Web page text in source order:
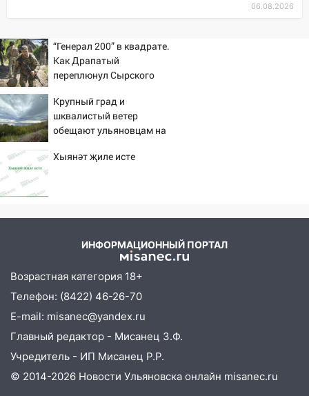
Ночью беспилотники сбили над
областью
09:41
Диана Шурыгина уверовала в
Бога в СИЗО
09:35
В Ульяновске директора фирмы
будут судить за неуплату налогов на 48
млн рублей
08:22
Подросток на питбайке сбил
велосипедистку: пострадали двое
знойный и сухой четверг
Под Ульяновском при развороте
пострадал 38-летний водитель
иномарки
05:00 «Каждая пятая женщина и каждый
второй мужчина в мире сталкиваются с
алопецией»: врач рассказал, чем может
быть вызвано облысение и как с этим
справиться
06.08.2026
“Генерал 200” в квадрате.
Как Драпатый
переплюнул Сырского
Крупный град и
шквалистый ветер
обещают ульяновцам на
Хыянәт җиле исте
ИНФОРМАЦИОННЫЙ ПОРТАЛ
Возрастная категория 18+
Телефон: (8422) 46-26-70
E-mail: misanec@yandex.ru
Главный редактор - Мисанец З.Ф.
Учредитель - ИП Мисанец Р.Р.
© 2014-2026 Новости Ульяновска онлайн misanec.ru